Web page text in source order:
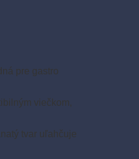
pre gastro
viečkom,
tvar uľahčuje